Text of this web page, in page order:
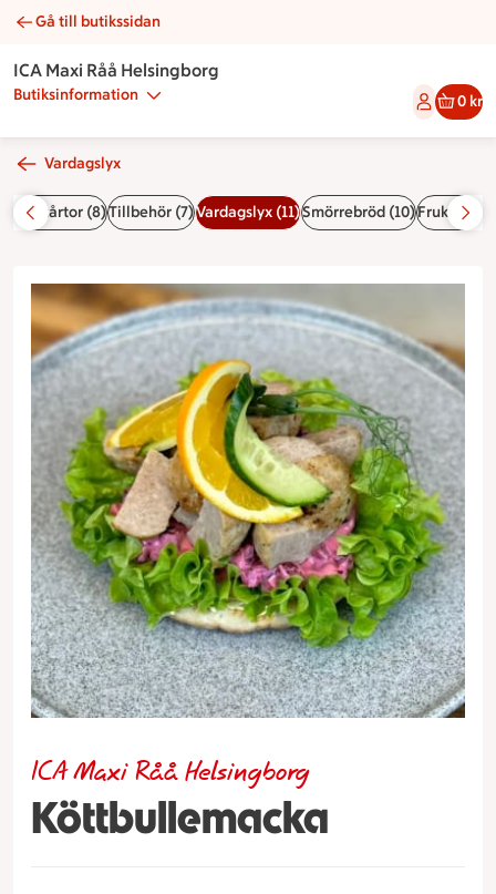
Köttbullemacka | Catering ICA Maxi Råå Helsingborg
Gå till butikssidan
ICA Maxi Råå Helsingborg
Butiksinformation 0 kr
Vardagslyx
(8)Tillbehör (7)Vardagslyx (11)Smörrebröd (10)Frukost (7)
Köttbullemacka
ICA Maxi Råå Helsingborg